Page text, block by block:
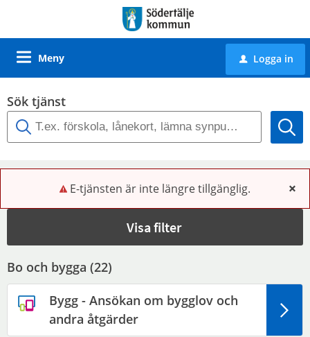
Meny u Logga in
Sök tjänst
E-tjänsten är inte längre tillgänglig. x
Visa filter
Bo och bygga (22)
Bygg - Ansökan om bygglov och
andra åtgärder